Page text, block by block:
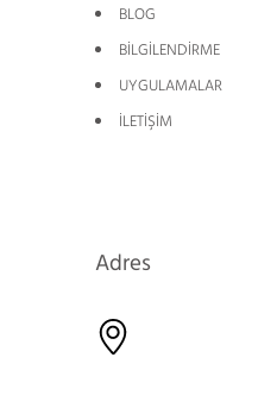
BLOG
BİLGİLENDİRME
UYGULAMALAR
İLETİŞİM
Adres